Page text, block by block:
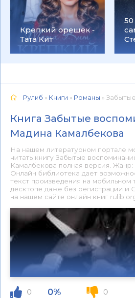
Крепкий орешек -
Тата Кит
Рулиб » Книги » Романы » Забытые
Книга Забытые
Мадина Камалбекова
На нашем литературном портале
читать книгу Забытые
Камалбекова полная версия. Жанр:
Онлайн библиотека дает
текст произведения на мобильном
десктопе даже без регистрации
на нашем сайте онлайн книг
0 0% 0